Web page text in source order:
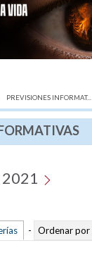
AQUÍ:
PREVISIONES INFORMAT...
- Ordenar por